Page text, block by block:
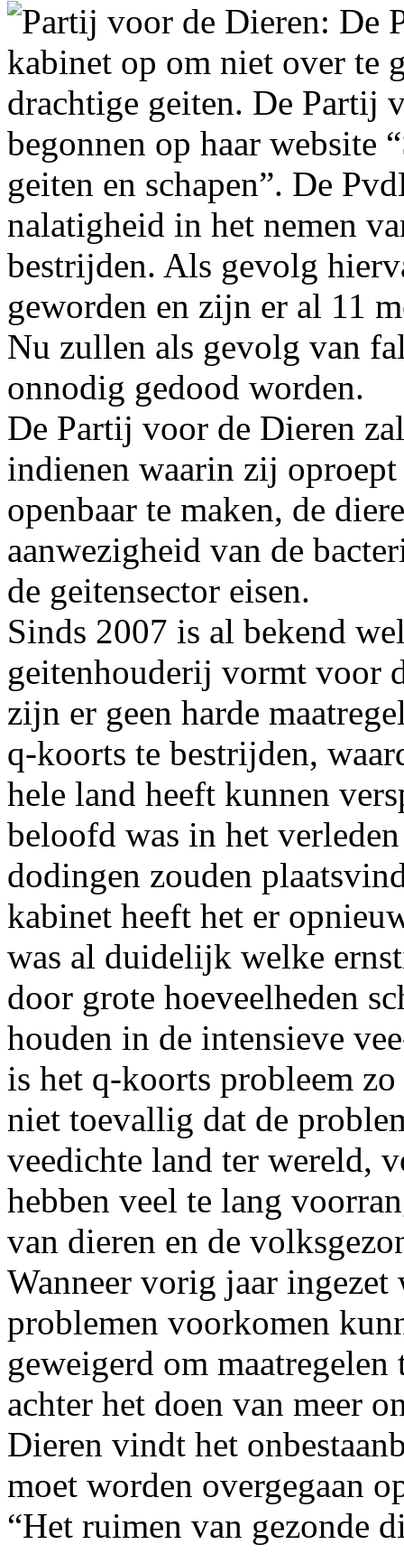
Partij voor de Dieren: De
kabinet op om niet over te
drachtige geiten. De Partij
begonnen op haar website
geiten en schapen”. De
nalatigheid in het nemen
bestrijden. Als gevolg
geworden en zijn er al 11
Nu zullen als gevolg van
onnodig gedood worden.
De Partij voor de Dieren
indienen waarin zij
openbaar te maken, de
aanwezigheid van de
de geitensector eisen.
Sinds 2007 is al bekend
geitenhouderij vormt voor
zijn er geen harde
q-koorts te bestrijden,
hele land heeft kunnen
beloofd was in het
dodingen zouden
kabinet heeft het er
was al duidelijk welke
door grote hoeveelheden
houden in de intensieve
is het q-koorts probleem
niet toevallig dat de
veedichte land ter wereld,
hebben veel te lang
van dieren en de
Wanneer vorig jaar ingezet
problemen voorkomen
geweigerd om
achter het doen van meer
Dieren vindt het
moet worden overgegaan
“Het ruimen van gezonde